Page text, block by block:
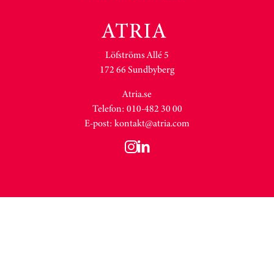
Löfströms Allé 5
172 66 Sundbyberg
Atria.se
Telefon: 010-482 30 00
E-post: kontakt@atria.com